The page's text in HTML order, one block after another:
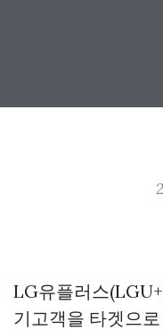
LG유플러스
기고객을 타겟으